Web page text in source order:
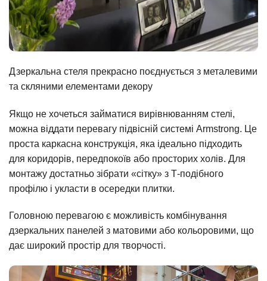
Дзеркальна стеля прекрасно поєднується з металевими
та скляними елементами декору
Якщо не хочеться займатися вирівнюванням стелі,
можна віддати перевагу підвісній системі Armstrong. Це
проста каркасна конструкція, яка ідеально підходить
для коридорів, передпокоїв або просторих холів. Для
монтажу достатньо зібрати «сітку» з Т-подібного
профілю і укласти в осередки плитки.
Головною перевагою є можливість комбінування
дзеркальних панелей з матовими або кольоровими, що
дає широкий простір для творчості.